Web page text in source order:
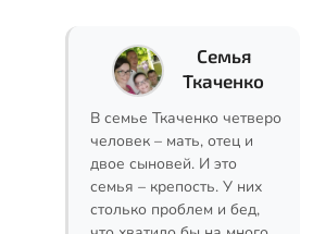
Семья
Ткаченко
В семье Ткаченко четверо
человек – мать, отец и
двое сыновей. И это
семья – крепость. У них
столько проблем и бед,